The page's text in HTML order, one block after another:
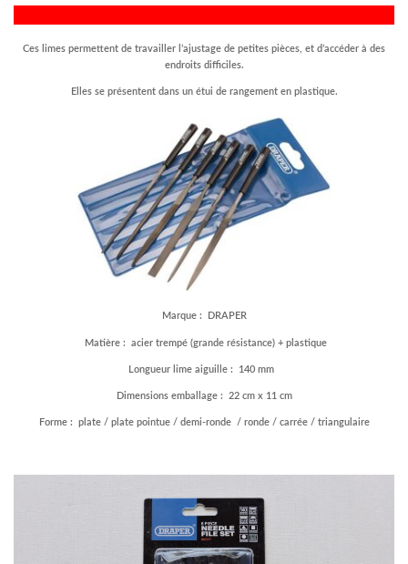
Ces limes permettent de travailler l’ajustage de petites pièces, et d’accéder à des
endroits difficiles.
Elles se présentent dans un étui de rangement en plastique.
Marque : DRAPER
Matière : acier trempé (grande résistance) + plastique
Longueur lime aiguille : 140 mm
Dimensions emballage : 22 cm x 11 cm
Forme : plate / plate pointue / demi-ronde / ronde / carrée / triangulaire